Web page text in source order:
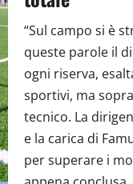
“Sul campo si è
queste parole il
ogni riserva,
sportivi, ma
tecnico. La
e la carica di
per superare i